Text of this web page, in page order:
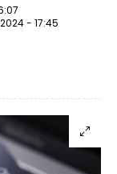
- 17:45